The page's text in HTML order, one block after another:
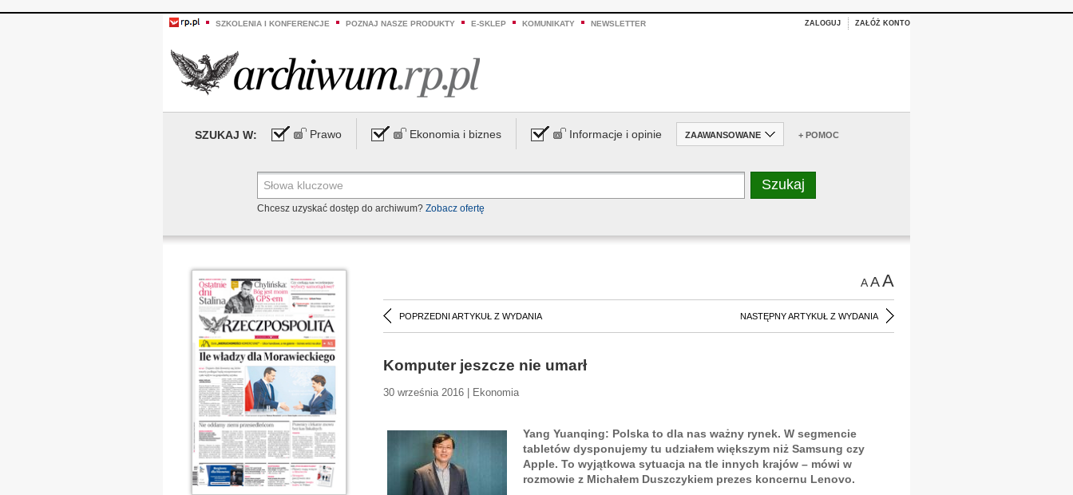
SZKOLENIA I KONFERENCJE POZNAJ NASZE PRODUKTY E-SKLEP KOMUNIKATY NEWSLETTER ZALOGUJ ZAŁÓŻ KONTO
SZUKAJ W: Prawo Ekonomia i biznes Informacje i opinie ZAAWANSOWANE + POMOC
Chcesz uzyskać dostęp do archiwum? Zobacz ofertę
AAA
POPRZEDNI ARTYKUŁ Z WYDANIA NASTĘPNY ARTYKUŁ Z WYDANIA
Komputer jeszcze nie umarł
30 września 2016 | Ekonomia
Yang Yuanqing: Polska to dla nas ważny rynek. W segmencie
tabletów dysponujemy tu udziałem większym niż Samsung czy
Apple. To wyjątkowa sytuacja na tle innych krajów – mówi w
rozmowie z Michałem Duszczykiem prezes koncernu Lenovo.